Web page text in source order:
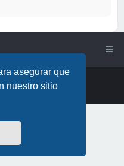
asegurar que
nuestro sitio